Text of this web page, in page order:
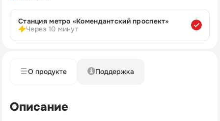
Станция метро «Комендантский проспект»
Через 10 минут
О продукте Поддержка
Описание